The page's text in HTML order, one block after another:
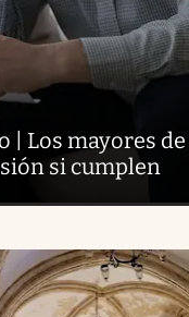
| Los mayores de
si cumplen